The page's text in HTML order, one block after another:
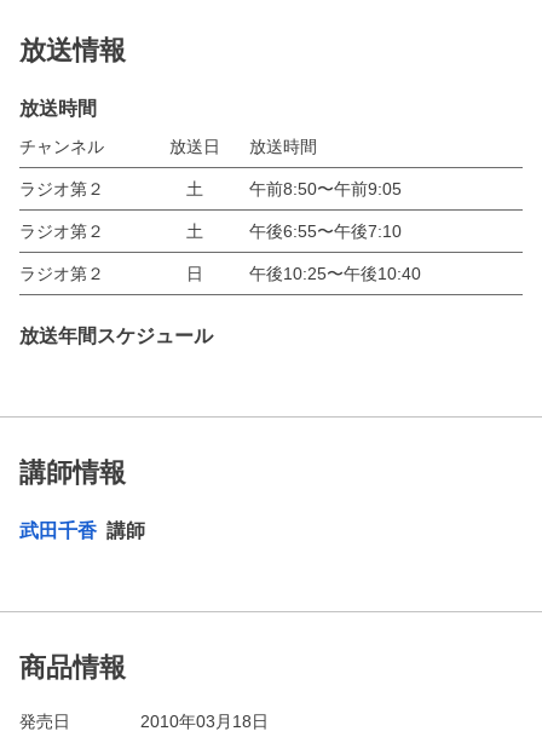
放送情報
放送時間
チャンネル 放送日 放送時間
ラジオ第２ 土 午前8:50〜午前9:05
ラジオ第２ 土 午後6:55〜午後7:10
ラジオ第２ 日 午後10:25〜午後10:40
放送年間スケジュール
講師情報
武田千香 講師
商品情報
発売日
2010年03月18日